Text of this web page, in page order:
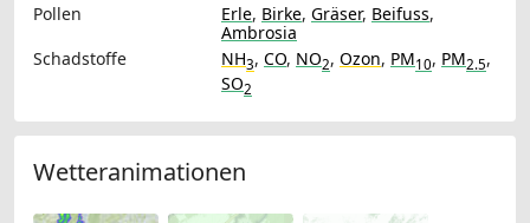
Pollen
Erle, Birke, Gräser, Beifuss,
Ambrosia
Schadstoffe
NH3, CO, NO2, Ozon, PM10, PM2.5,
SO2
Wetteranimationen